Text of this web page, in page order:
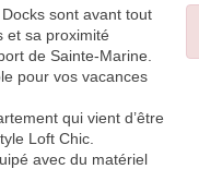
sont avant tout
et sa proximité
de Sainte-Marine.
pour vos vacances
qui vient d’être
Loft Chic.
avec du matériel